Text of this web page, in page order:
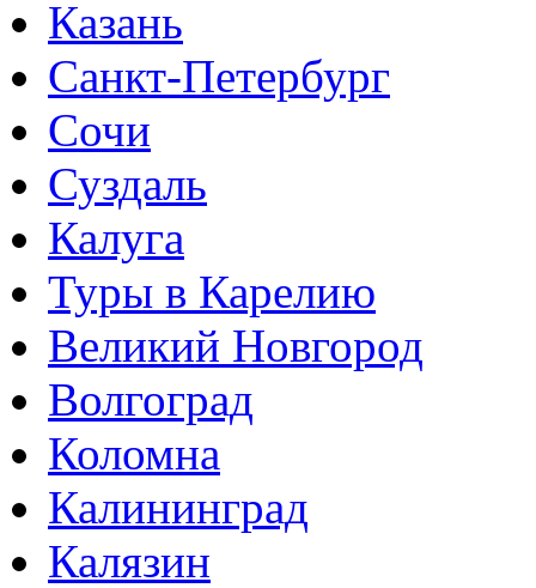
Казань
Санкт-Петербург
Сочи
Суздаль
Калуга
Туры в Карелию
Великий Новгород
Волгоград
Коломна
Калининград
Калязин